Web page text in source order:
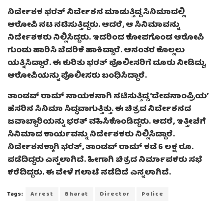
ನಿರ್ದೇಶಕ ಭರತ್ ನಿರ್ದೇಶನ ಮಾಡುತ್ತಿದ್ದ ಸಿನಿಮಾದಲ್ಲಿ
ಆರೋಪಿ ನಟ ನಟಿಸುತ್ತಿದ್ದರು. ಆದರೆ, ಆ ಸಿನಿಮಾವನ್ನು
ನಿರ್ದೇಶಕರು ನಿಲ್ಲಿಸಿದ್ದರು. ಇದರಿಂದ ಕೋಪಗೊಂಡ ಆರೋಪಿ
ಗುಂಡು ಹಾರಿಸಿ ಬೆದರಿಕೆ ಹಾಕಿದ್ದಾರೆ. ಆನಂತರ ಕೊಲ್ಲಲು
ಯತ್ನಿಸಿದ್ದಾರೆ. ಈ ಕುರಿತು ಭರತ್ ಪೊಲೀಸರಿಗೆ ದೂರು ನೀಡಿದ್ದು,
ಆರೋಪಿಯನ್ನು ಪೊಲೀಸರು ಬಂಧಿಸಿದ್ದಾರೆ.
ತಾಂಡವ್ ರಾಮ್ ನಾಯಕನಾಗಿ ನಟಿಸುತ್ತಿದ್ದ ‘ದೇವನಾಂಪ್ರಿಯ’
ಹೆಸರಿನ ಸಿನಿಮಾ ಸಿದ್ಧವಾಗುತ್ತಿತ್ತು. ಈ ಚಿತ್ರದ ನಿರ್ದೇಶನದ
ಜವಾಬ್ದಾರಿಯನ್ನು ಭರತ್ ವಹಿಸಿಕೊಂಡಿದ್ದರು. ಆದರೆ, ಇತ್ತೀಚೆಗೆ
ಸಿನಿಮಾದ ಕಾರ್ಯವನ್ನು ನಿರ್ದೇಶಕರು ನಿಲ್ಲಿಸಿದ್ದಾರೆ.
ನಿರ್ದೇಶನಕ್ಕಾಗಿ ಭರತ್, ತಾಂಡವ್ ರಾಮ್ ಕಡೆ 6 ಲಕ್ಷ ರೂ.
ಪಡೆದಿದ್ದರು ಎನ್ನಲಾಗಿದೆ. ಹೀಗಾಗಿ ಚಿತ್ರದ ನಿರ್ಮಾಪಕರು ಸಭೆ
ಕರೆದಿದ್ದರು. ಈ ವೇಳೆ ಗಲಾಟೆ ನಡೆದಿದೆ ಎನ್ನಲಾಗಿದೆ.
Tags: Arrest Bharat Director
Police